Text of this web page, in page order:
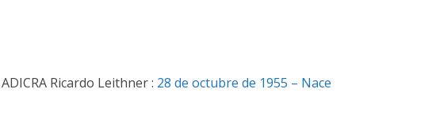
Ricardo Leithner : 28 de octubre de 1955 – Nace